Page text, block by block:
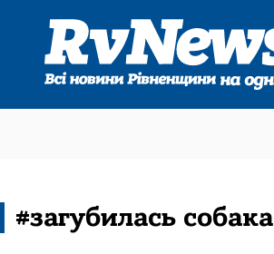
#загубилась собака